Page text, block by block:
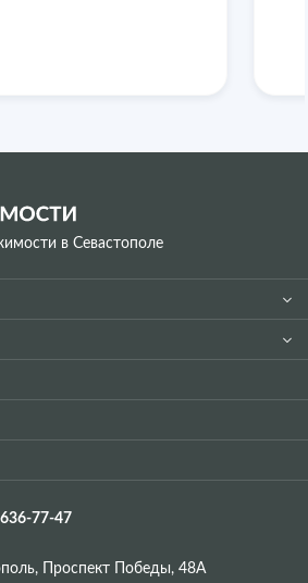
в Севастополе
77-47
Проспект Победы, 48A